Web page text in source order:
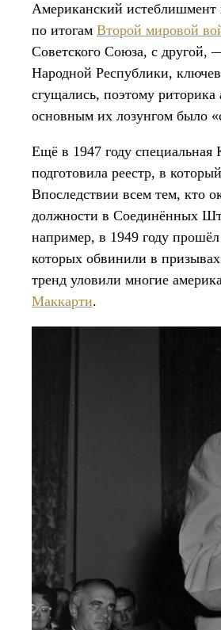
Американский истеблишмент
по итогам Второй мировой
Советского Союза, с другой,
Народной Республики,
сгущались, поэтому
основным их лозунгом было
Ещё в 1947 году специальная
подготовила реестр, в
Впоследствии всем тем, кто
должности в Соединённых
например, в 1949 году
которых обвинили в
тренд уловили многие
Маккарти.